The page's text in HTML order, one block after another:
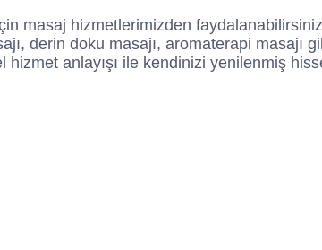
masaj hizmetlerimizden
derin doku masajı, aromaterapi masajı
hizmet anlayışı ile kendinizi yenilenmiş